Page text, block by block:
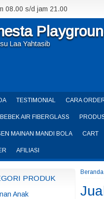
08.00 s/d jam 21.00
Laa Yahtasib
TESTIMONIAL CARA
AIR FIBERGLASS
MAINAN MANDI BOLA CART
AFILIASI
PRODUK
Anak
Beranda